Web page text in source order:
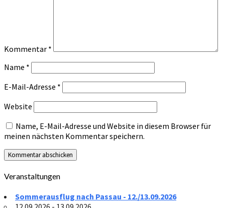
Kommentar *
Name *
E-Mail-Adresse *
Website
Name, E-Mail-Adresse und Website in diesem Browser für
meinen nächsten Kommentar speichern.
Veranstaltungen
Sommerausflug nach Passau - 12./13.09.2026